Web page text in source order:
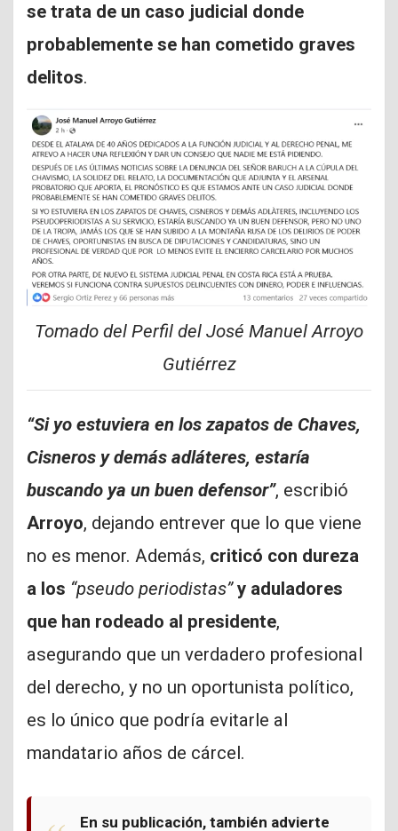
se trata de un caso judicial donde
probablemente se han cometido graves
delitos.
Tomado del Perfil del José Manuel Arroyo
Gutiérrez
“Si yo estuviera en los zapatos de Chaves,
Cisneros y demás adláteres, estaría
buscando ya un buen defensor”, escribió
Arroyo, dejando entrever que lo que viene
no es menor. Además, criticó con dureza
a los “pseudo periodistas”y aduladores
que han rodeado al presidente,
asegurando que un verdadero profesional
del derecho, y no un oportunista político,
es lo único que podría evitarle al
mandatario años de cárcel.
En su publicación, también advierte